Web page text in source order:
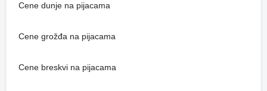
Cene dunje na pijacama
Cene grožđa na pijacama
Cene breskvi na pijacama